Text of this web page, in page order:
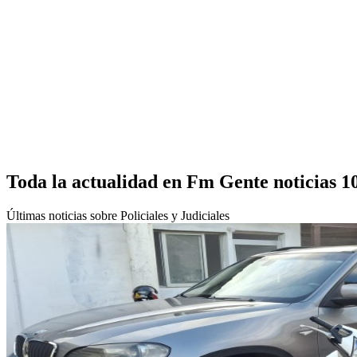
Toda la actualidad en Fm Gente noticias
Últimas noticias sobre Policiales y Judiciales